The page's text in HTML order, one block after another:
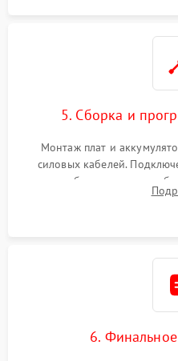
5. Сборка и
Монтаж плат и
силовых кабелей.
калибровки констант
срабатывания AVR и
6.